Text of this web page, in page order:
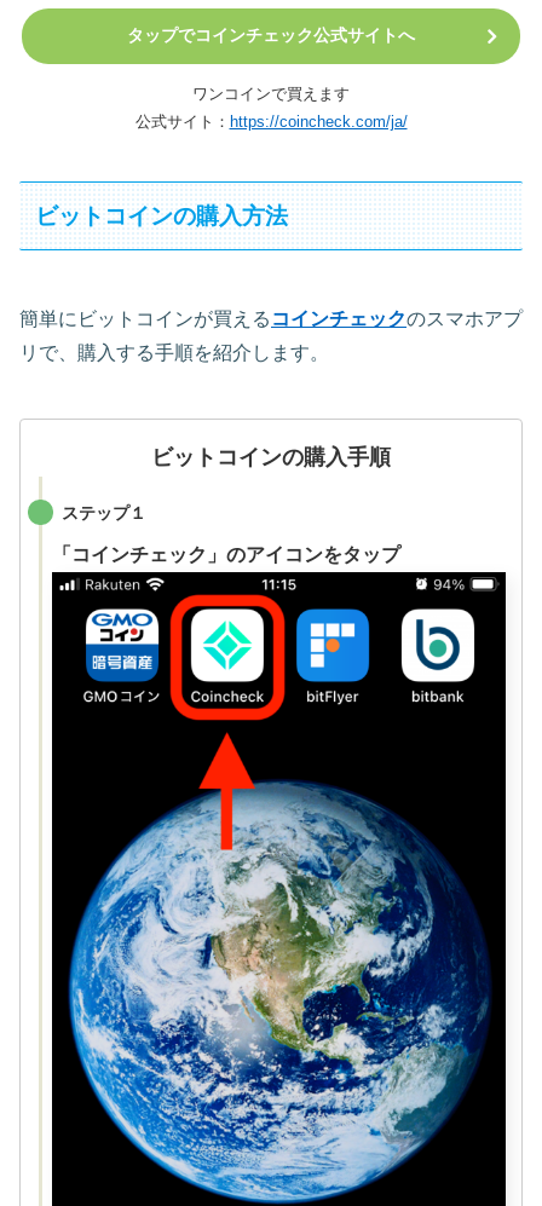
タップでコインチェック公式サイトへ
ワンコインで買えます
公式サイト： https://coincheck.com/ja/
ビットコインの購入方法
簡単にビットコインが買える コインチェックのスマホアプ
リで、購入する手順を紹介します。
ビットコインの購入手順
ステップ１
「コインチェック」のアイコンをタップ